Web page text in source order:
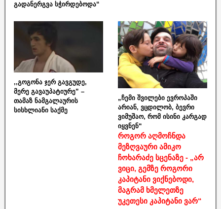
გადანერგვა სჭირდებოდა“
,,გოგონა ჯერ გავგუდე,
მერე გავაუპატიურე” –
თამაზ ნამგალაურის
სისხლიანი საქმე
„ჩემი შვილები ევროპაში
არიან, ვცდილობ, ბევრი
ვიმუშაო, რომ ისინი კარგად
იყვნენ“
როგორ აღმოჩნდა
მეზღვაური ამიკო
ჩოხარაძე სცენაზე - „არ
ვიცი, გემზე როგორი
კაპიტანი ვიქნებოდი,
მაგრამ ხმელეთზე
უკეთესი კაპიტანი ვარ“